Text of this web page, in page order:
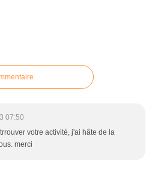
07:50
votre activité, j'ai hâte de la
merci